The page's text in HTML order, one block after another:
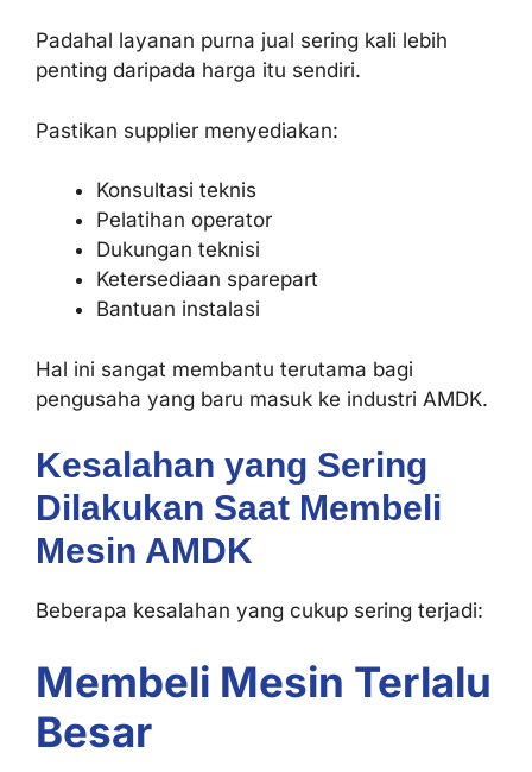
Padahal layanan purna jual sering kali lebih
penting daripada harga itu sendiri.
Pastikan supplier menyediakan:
Konsultasi teknis
Pelatihan operator
Dukungan teknisi
Ketersediaan sparepart
Bantuan instalasi
Hal ini sangat membantu terutama bagi
pengusaha yang baru masuk ke industri AMDK.
Kesalahan yang Sering
Dilakukan Saat Membeli
Mesin AMDK
Beberapa kesalahan yang cukup sering terjadi:
Membeli Mesin Terlalu
Besar